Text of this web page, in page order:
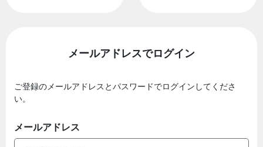
メールアドレスでログイン
ご登録のメールアドレスとパスワードでログインしてくださ
い。
メールアドレス